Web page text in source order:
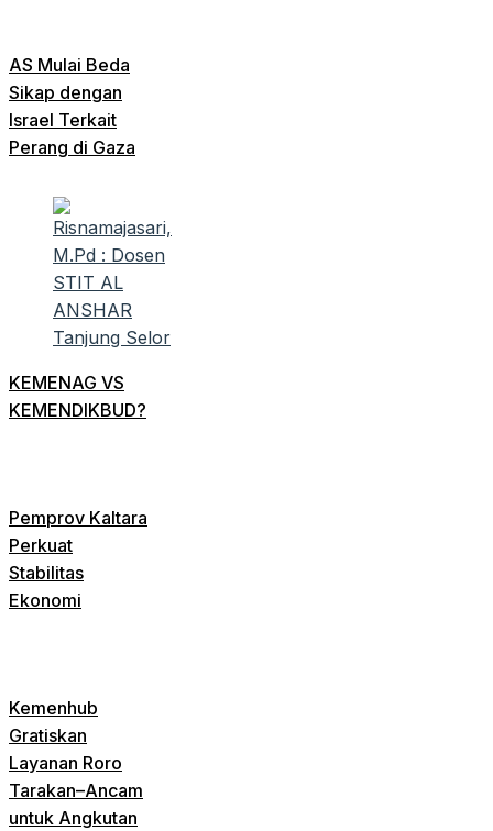
AS Mulai Beda
Sikap dengan
Israel Terkait
Perang di Gaza
KEMENAG VS
KEMENDIKBUD?
Pemprov Kaltara
Perkuat
Stabilitas
Ekonomi
Kemenhub
Gratiskan
Layanan Roro
Tarakan–Ancam
untuk Angkutan